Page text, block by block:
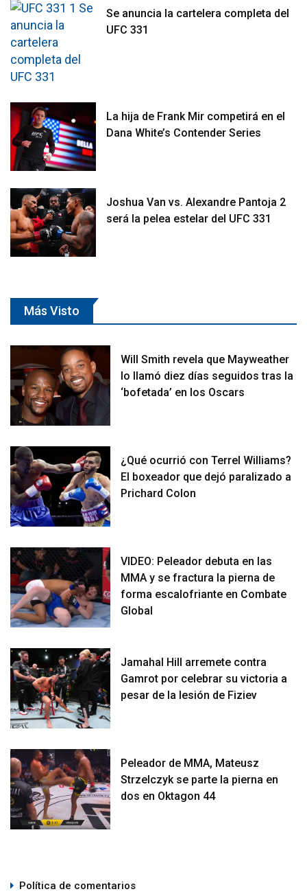
Se anuncia la cartelera completa del
UFC 331
La hija de Frank Mir competirá en el
Dana White’s Contender Series
Joshua Van vs. Alexandre Pantoja 2
será la pelea estelar del UFC 331
Más Visto
Will Smith revela que Mayweather
lo llamó diez días seguidos tras la
‘bofetada’ en los Oscars
¿Qué ocurrió con Terrel Williams?
El boxeador que dejó paralizado a
Prichard Colon
VIDEO: Peleador debuta en las
MMA y se fractura la pierna de
forma escalofriante en Combate
Global
Jamahal Hill arremete contra
Gamrot por celebrar su victoria a
pesar de la lesión de Fiziev
Peleador de MMA, Mateusz
Strzelczyk se parte la pierna en
dos en Oktagon 44
Política de comentarios